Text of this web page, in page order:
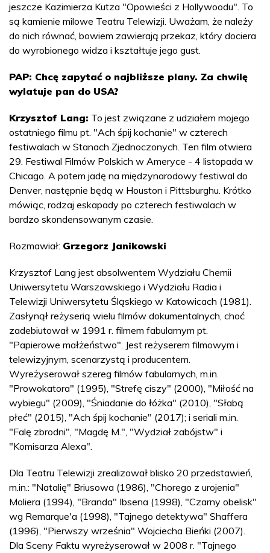
jeszcze Kazimierza Kutza "Opowieści z Hollywoodu". To
są kamienie milowe Teatru Telewizji. Uważam, że należy
do nich równać, bowiem zawierają przekaz, który dociera
do wyrobionego widza i kształtuje jego gust.
PAP: Chcę zapytać o najbliższe plany. Za chwilę
wylatuje pan do USA?
Krzysztof Lang: To jest związane z udziałem mojego
ostatniego filmu pt. "Ach śpij kochanie" w czterech
festiwalach w Stanach Zjednoczonych. Ten film otwiera
29. Festiwal Filmów Polskich w Ameryce - 4 listopada w
Chicago. A potem jadę na międzynarodowy festiwal do
Denver, następnie będą w Houston i Pittsburghu. Krótko
mówiąc, rodzaj eskapady po czterech festiwalach w
bardzo skondensowanym czasie.
Rozmawiał: Grzegorz Janikowski
Krzysztof Lang jest absolwentem Wydziału Chemii
Uniwersytetu Warszawskiego i Wydziału Radia i
Telewizji Uniwersytetu Śląskiego w Katowicach (1981).
Zasłynął reżyserią wielu filmów dokumentalnych, choć
zadebiutował w 1991 r. filmem fabularnym pt.
"Papierowe małżeństwo". Jest reżyserem filmowym i
telewizyjnym, scenarzystą i producentem.
Wyreżyserował szereg filmów fabularnych, m.in.
"Prowokatora" (1995), "Strefę ciszy" (2000), "Miłość na
wybiegu" (2009), "Śniadanie do łóżka" (2010), "Słabą
płeć" (2015), "Ach śpij kochanie" (2017); i seriali m.in.
"Falę zbrodni", "Magdę M.", "Wydział zabójstw" i
"Komisarza Alexa".
Dla Teatru Telewizji zrealizował blisko 20 przedstawień,
m.in.: "Natalię" Briusowa (1986), "Chorego z urojenia"
Moliera (1994), "Branda" Ibsena (1998), "Czarny obelisk"
wg Remarque'a (1998), "Tajnego detektywa" Shaffera
(1996), "Pierwszy września" Wojciecha Bieńki (2007).
Dla Sceny Faktu wyreżyserował w 2008 r. "Tajnego